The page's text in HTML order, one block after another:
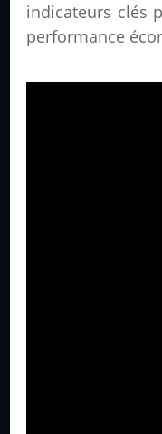
indicateurs clés
performance